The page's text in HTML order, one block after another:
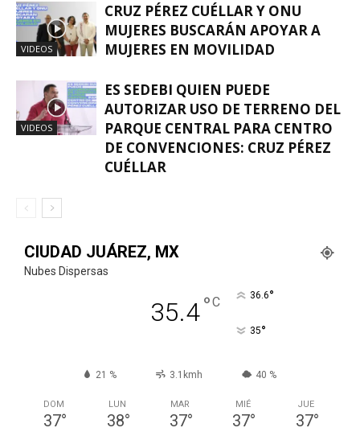
VIDEOS
CRUZ PÉREZ CUÉLLAR Y ONU
MUJERES BUSCARÁN APOYAR A
MUJERES EN MOVILIDAD
VIDEOS
ES SEDEBI QUIEN PUEDE
AUTORIZAR USO DE TERRENO DEL
PARQUE CENTRAL PARA CENTRO
DE CONVENCIONES: CRUZ PÉREZ
CUÉLLAR
CIUDAD JUÁREZ, MX
Nubes Dispersas
35.4°C 36.6°
35°
21 % 3.1kmh 40 %
DOM
37°
LUN
38°
MAR
37°
MIÉ
37°
JUE
37°